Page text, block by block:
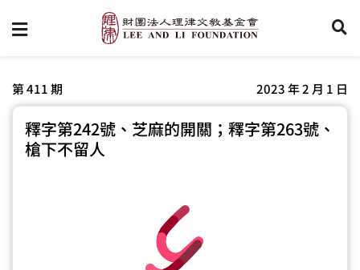
第 411 期 2023 年 2 月 1 日
釋字第242號、芝麻的開關；釋字第263號、
槍下不留人